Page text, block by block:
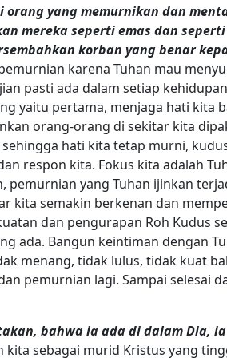
orang yang memurnikan dan
mereka seperti emas dan
korban yang benar
karena Tuhan mau
pasti ada dalam setiap
yaitu pertama, menjaga hati kita
orang-orang di sekitar kita
hati kita tetap murni,
respon kita. Fokus kita adalah
pemurnian yang Tuhan ijinkan
kita semakin berkenan dan
dan pengurapan Roh Kudus
ada. Bangun keintiman dengan
menang, tidak lulus, tidak kuat
pemurnian lagi. Sampai selesai
bahwa ia ada di dalam Dia,
kita sebagai murid Kristus yang